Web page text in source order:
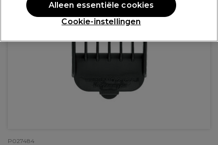
P027484
Cookie-instellingen
Alleen essentiële cookies